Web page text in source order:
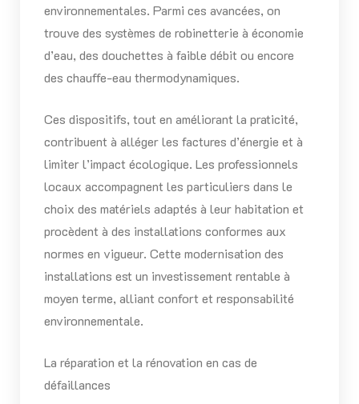
environnementales. Parmi ces avancées, on
trouve des systèmes de robinetterie à économie
d’eau, des douchettes à faible débit ou encore
des chauffe-eau thermodynamiques.
Ces dispositifs, tout en améliorant la praticité,
contribuent à alléger les factures d’énergie et à
limiter l’impact écologique. Les professionnels
locaux accompagnent les particuliers dans le
choix des matériels adaptés à leur habitation et
procèdent à des installations conformes aux
normes en vigueur. Cette modernisation des
installations est un investissement rentable à
moyen terme, alliant confort et responsabilité
environnementale.
La réparation et la rénovation en cas de
défaillances